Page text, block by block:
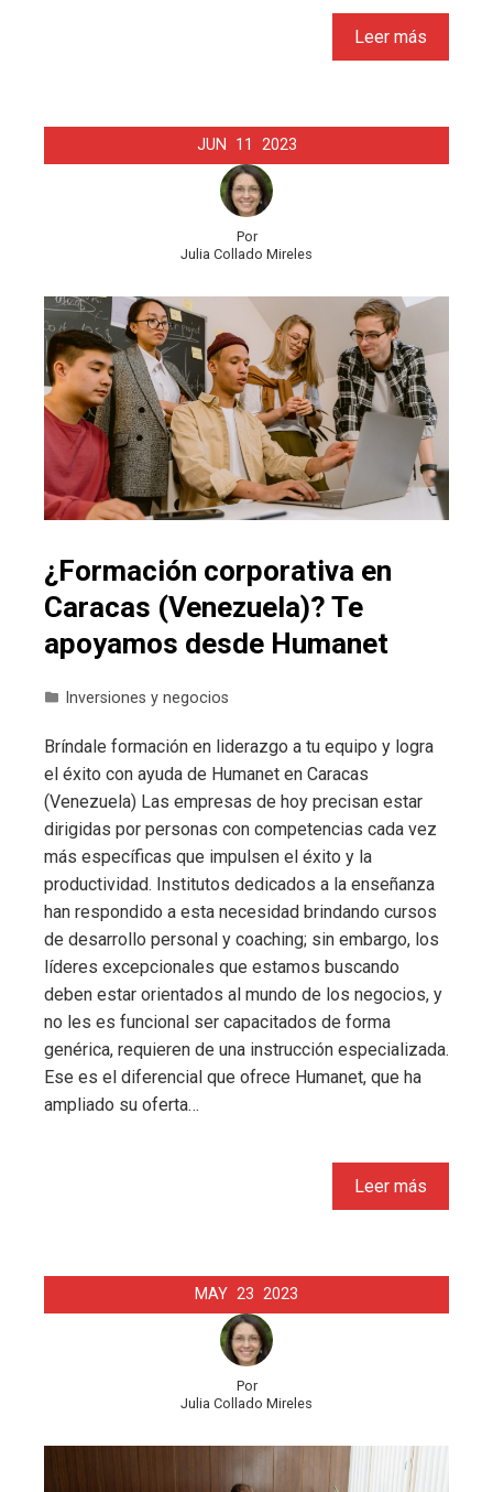
Leer más
JUN 11 2023
Por
Julia Collado Mireles
¿Formación corporativa en
Caracas (Venezuela)? Te
apoyamos desde Humanet
Inversiones y negocios
Bríndale formación en liderazgo a tu equipo y logra
el éxito con ayuda de Humanet en Caracas
(Venezuela) Las empresas de hoy precisan estar
dirigidas por personas con competencias cada vez
más específicas que impulsen el éxito y la
productividad. Institutos dedicados a la enseñanza
han respondido a esta necesidad brindando cursos
de desarrollo personal y coaching; sin embargo, los
líderes excepcionales que estamos buscando
deben estar orientados al mundo de los negocios, y
no les es funcional ser capacitados de forma
genérica, requieren de una instrucción especializada.
Ese es el diferencial que ofrece Humanet, que ha
ampliado su oferta…
Leer más
MAY 23 2023
Por
Julia Collado Mireles